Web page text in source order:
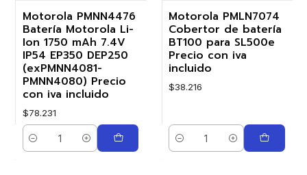
Motorola PMNN4476
Batería Motorola Li-
Ion 1750 mAh 7.4V
IP54 EP350 DEP250
(exPMNN4081-
PMNN4080) Precio
con iva incluido
$78.231
Cantidad
Motorola PMLN7074
Cobertor de batería
BT100 para SL500e
Precio con iva
incluido
$38.216
Cantidad